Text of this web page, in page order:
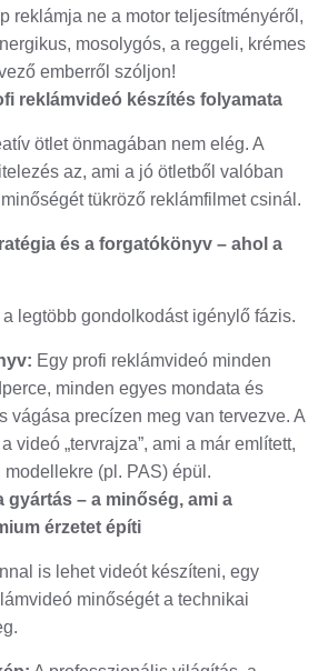
reklámja ne a motor teljesítményéről,
mosolygós, a reggeli, krémes
emberről szóljon!
reklámvideó készítés folyamata
ötlet önmagában nem elég. A
az, ami a jó ötletből valóban
tükröző reklámfilmet csinál.
és a forgatókönyv – ahol a
legtöbb gondolkodást igénylő fázis.
Egy profi reklámvideó minden
minden egyes mondata és
vágása precízen meg van tervezve. A
videó „tervrajza”, ami a már említett,
(pl. PAS) épül.
gyártás – a minőség, ami a
érzetet építi
is lehet videót készíteni, egy
minőségét a technikai